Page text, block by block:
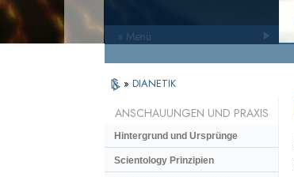
» Menü
» DIANETIK
ANSCHAUUNGEN UND PRAXIS
Hintergrund und Ursprünge
Scientology Prinzipien